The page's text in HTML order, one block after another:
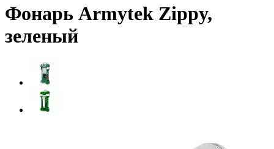
Фонарь Armytek Zippy,
зеленый